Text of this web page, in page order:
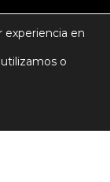
experiencia en
o